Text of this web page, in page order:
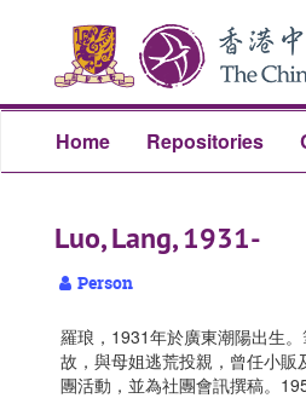
content
Home Repositories
Luo, Lang, 1931-
Person
羅琅，1931年於廣東潮陽出生
故，與母姐逃荒投親，曾任小
團活動，並為社團會訊撰稿。